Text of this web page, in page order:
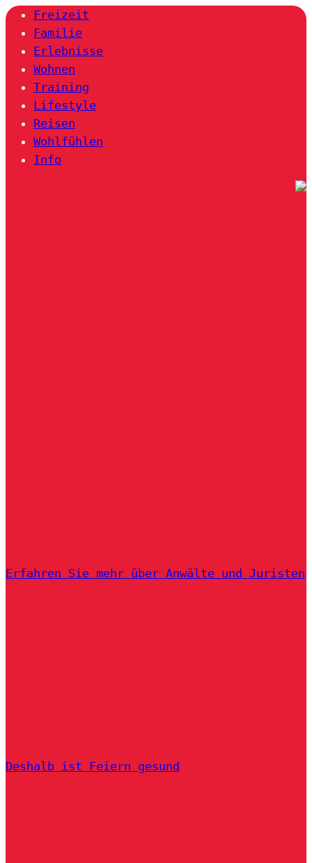
Freizeit
Familie
Erlebnisse
Wohnen
Training
Lifestyle
Reisen
Wohlfühlen
Info
Erfahren Sie mehr über Anwälte und Juristen
Deshalb ist Feiern gesund